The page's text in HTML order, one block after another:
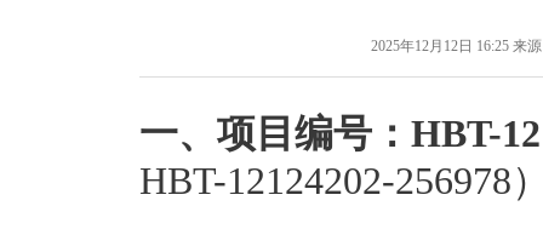
2025年12月12日 16:25 来
一、项目编号：HBT-
HBT-12124202-256978